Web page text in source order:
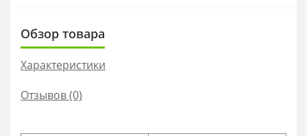
Обзор товара
Характеристики
Отзывов (0)